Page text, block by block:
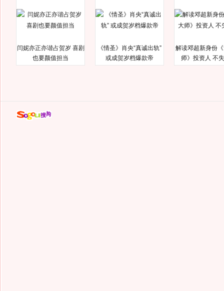
闫妮亦正亦谐占贺岁 喜剧
也要颜值担当
《情圣》肖央“真诚出轨”
或成贺岁档爆款帝
解读邓超新身份
师》投资人 不